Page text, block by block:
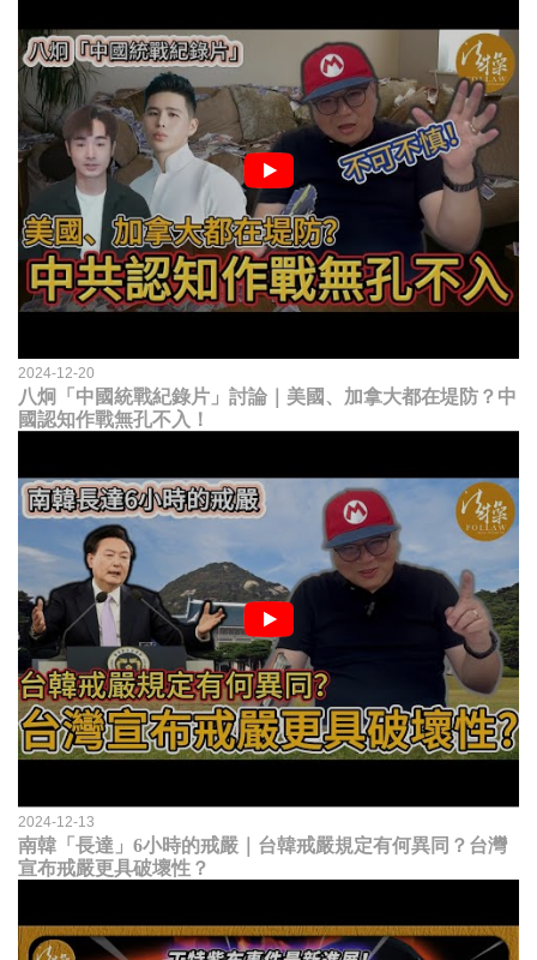
2024-12-20
八炯「中國統戰紀錄片」討論｜美國、加拿大都在堤防？中
國認知作戰無孔不入！
2024-12-13
南韓「長達」6小時的戒嚴｜台韓戒嚴規定有何異同？台灣
宣布戒嚴更具破壞性？